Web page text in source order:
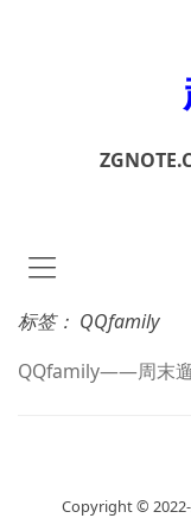
标签： QQfamily
QQfamily——周末
Copyright ©